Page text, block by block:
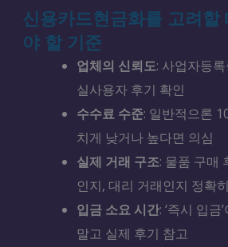
신용카드현금화를 고려할
야 할 기준
업체의 신뢰도: 사업자등
실사용자 후기 확인
수수료 수준: 일반적으론
치게 낮거나 높다면 의심
실제 거래 구조: 물품 구매
인지, 대리 거래인지 정확
입금 소요 시간: ‘즉시 입금
말고 실제 후기 참고